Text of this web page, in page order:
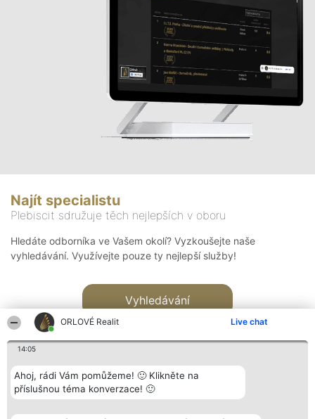
ORLOVÉ Realit Live chat
14:05
Ahoj, rádi Vám pomůžeme! 🙂 Klikněte na
příslušnou téma konverzace! 🙂
Najít specialistu
Plebiscit sdružuje těch nejlepších v oboru
Hledáte odborníka ve Vašem okolí? Vyzkoušejte naše
vyhledávání. Využívejte pouze ty nejlepší služby!
Vyhledávání
Bright Side Solutions sp. z o. Vítězové Kontakt